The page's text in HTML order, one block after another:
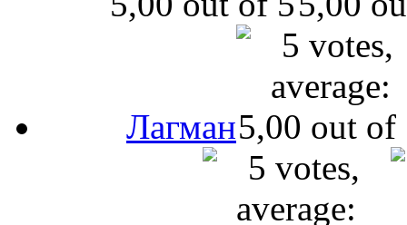
Лагман